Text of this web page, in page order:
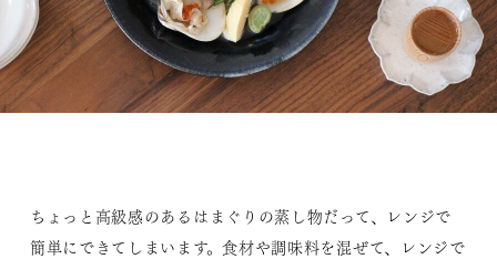
ちょっと高級感のあるはまぐりの蒸し物だって、レンジで
簡単にできてしまいます。食材や調味料を混ぜて、レンジで